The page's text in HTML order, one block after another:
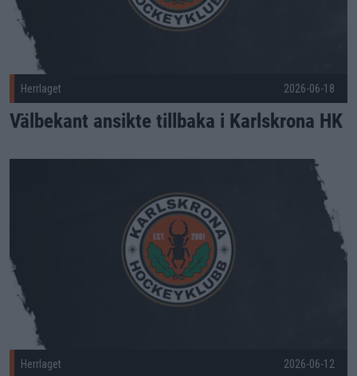
Herrlaget 2026-06-18
Välbekant ansikte tillbaka i Karlskrona HK
KHK värvar målvakten Axel Mangbo Publicerad 2026-06-12
Herrlaget 2026-06-12